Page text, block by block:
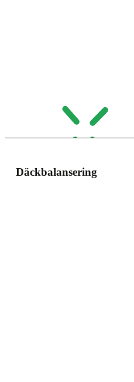
Däckbalansering